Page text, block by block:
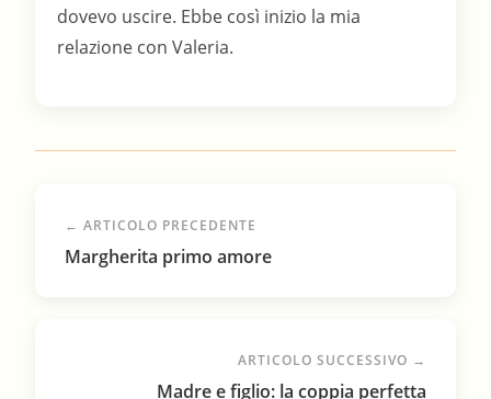
dovevo uscire. Ebbe così inizio la mia
relazione con Valeria.
← ARTICOLO PRECEDENTE
Margherita primo amore
ARTICOLO SUCCESSIVO →
Madre e figlio: la coppia perfetta